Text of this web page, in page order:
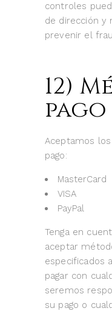
controles
de dirección y
prevenir el
12)
pago
Aceptamos
pago:
MasterCard
VISA
PayPal
Tenga en
aceptar
especificados
pagar con
seremos
su pago o